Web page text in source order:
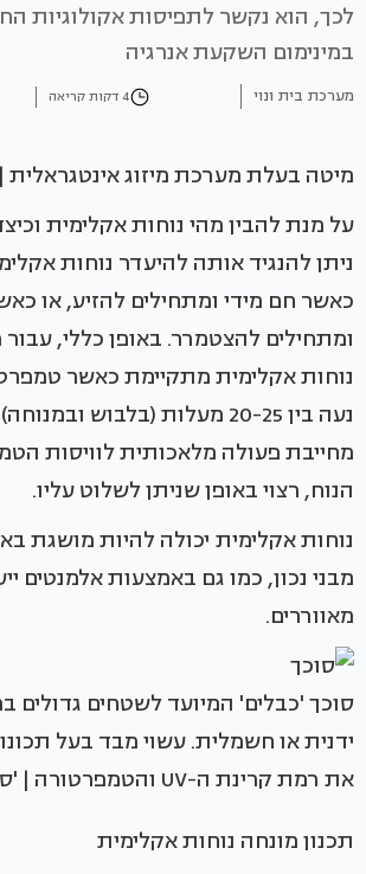
לכך, הוא נקשר לתפיסות אקולוגיות
במינימום השקעת אנרגיה
מערכת בית ונוי 4 דקות קריאה
מיטה בעלת מערכת מיזוג אינטגראלית
על מנת להבין מהי נוחות אקלימית
ניתן להנגיד אותה להיעדר נוחות
כאשר חם מידי ומתחילים להזיע, או
ומתחילים להצטמרר. באופן כללי, עבור
נוחות אקלימית מתקיימת כאשר
נעה בין 20-25 מעלות (בלבוש
מחייבת פעולה מלאכותית לוויסות
הנוח, רצוי באופן שניתן לשלוט עליו.
נוחות אקלימית יכולה להיות מושגת
מבני נכון, כמו גם באמצעות אלמנטים
מאווררים.
סוכך 'כבלים' המיועד לשטחים גדולים
ידנית או חשמלית. עשוי מבד בעל
את רמת קרינת ה-UV והטמפרטורה | 'סוככי השרון'.
תכנון מונחה נוחות אקלימית